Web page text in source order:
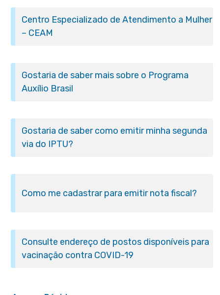
Centro Especializado de Atendimento a Mulher
– CEAM
Gostaria de saber mais sobre o Programa
Auxílio Brasil
Gostaria de saber como emitir minha segunda
via do IPTU?
Como me cadastrar para emitir nota fiscal?
Consulte endereço de postos disponíveis para
vacinação contra COVID-19